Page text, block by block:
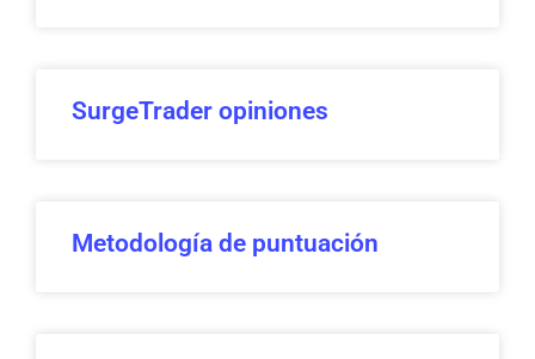
SurgeTrader opiniones
Metodología de puntuación